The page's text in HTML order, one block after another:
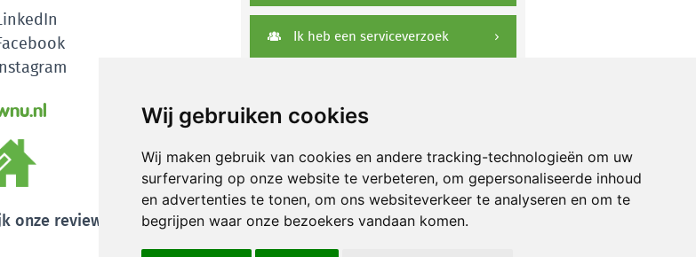
Wij gebruiken cookies
Wij maken gebruik van cookies en andere tracking-technologieën om uw
surfervaring op onze website te verbeteren, om gepersonaliseerde inhoud
en advertenties te tonen, om ons websiteverkeer te analyseren en om te
begrijpen waar onze bezoekers vandaan komen.
onze reviews
Ik heb een serviceverzoek